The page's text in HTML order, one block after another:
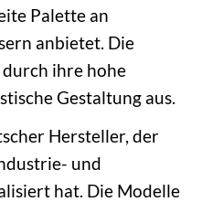
Palette an
anbietet. Die
ihre hohe
Gestaltung aus.
Hersteller, der
und
hat. Die Modelle